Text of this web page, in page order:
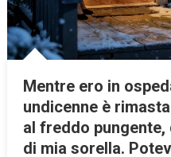
Mentre ero in
undicenne è
al freddo
di mia sorella.